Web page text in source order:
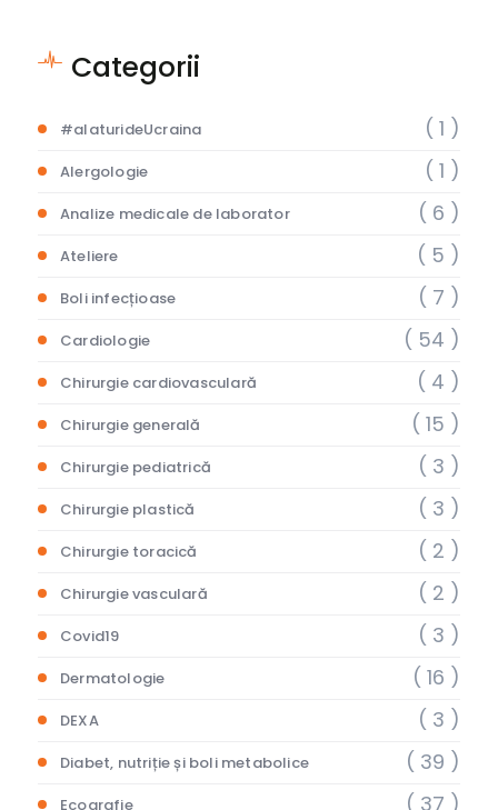
Categorii
#alaturideUcraina ( 1 )
Alergologie ( 1 )
Analize medicale de laborator ( 6 )
Ateliere ( 5 )
Boli infecțioase ( 7 )
Cardiologie ( 54 )
Chirurgie cardiovasculară ( 4 )
Chirurgie generală ( 15 )
Chirurgie pediatrică ( 3 )
Chirurgie plastică ( 3 )
Chirurgie toracică ( 2 )
Chirurgie vasculară ( 2 )
Covid19 ( 3 )
Dermatologie ( 16 )
DEXA ( 3 )
Diabet, nutriție și boli metabolice ( 39 )
Ecografie ( 37 )